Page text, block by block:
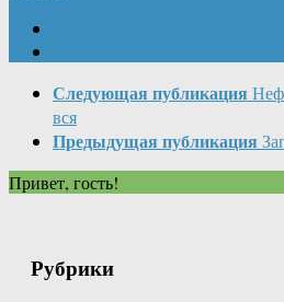
Следующая публикация
вся
Предыдущая публикация
Привет, гость!
Рубрики